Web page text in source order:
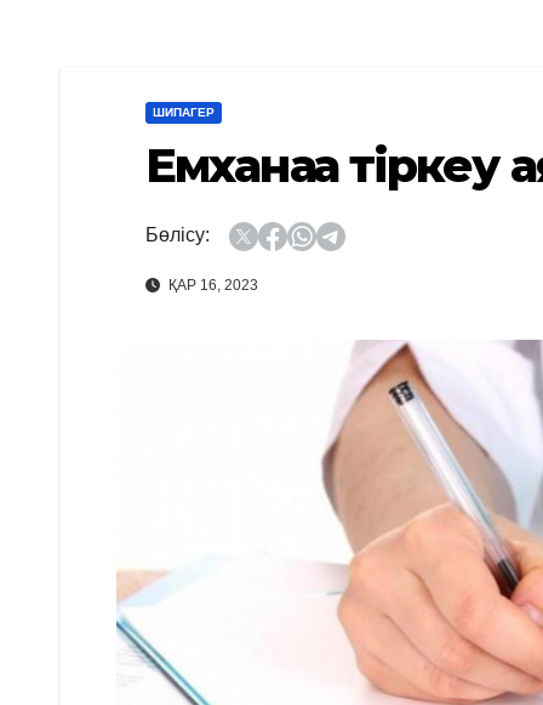
ШИПАГЕР
Емханаға тіркеу
Бөлісу:
ҚАР 16, 2023